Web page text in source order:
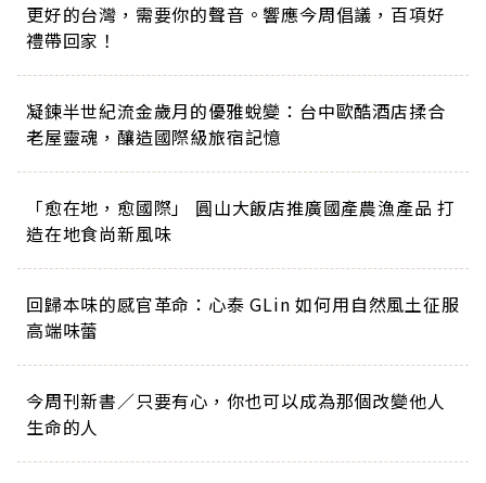
更好的台灣，需要你的聲音。響應今周倡議，百項好
禮帶回家！
凝鍊半世紀流金歲月的優雅蛻變：台中歐酷酒店揉合
老屋靈魂，釀造國際級旅宿記憶
「愈在地，愈國際」 圓山大飯店推廣國產農漁產品 打
造在地食尚新風味
回歸本味的感官革命：心泰 GLin 如何用自然風土征服
高端味蕾
今周刊新書／只要有心，你也可以成為那個改變他人
生命的人